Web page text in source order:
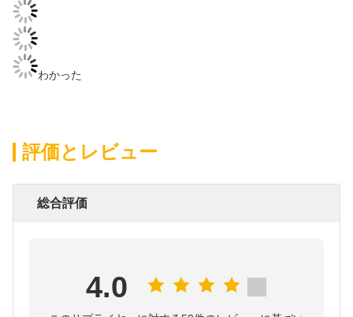
わかった
評価とレビュー
総合評価
4.0